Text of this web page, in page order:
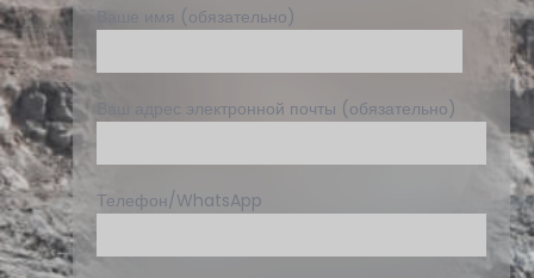
Ваше имя (обязательно)
Ваш адрес электронной почты (обязательно)
Телефон/WhatsApp